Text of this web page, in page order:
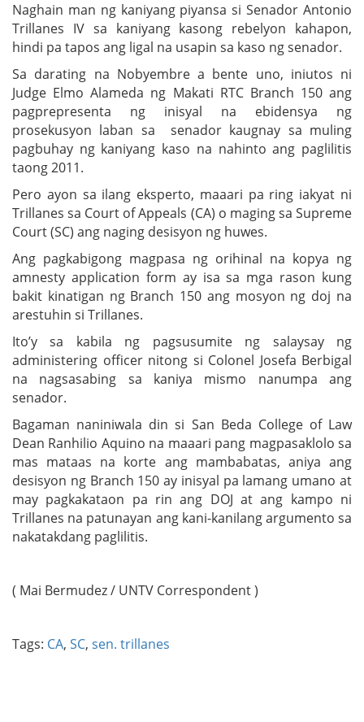
Naghain man ng kaniyang piyansa si Senador Antonio
Trillanes IV sa kaniyang kasong rebelyon kahapon,
hindi pa tapos ang ligal na usapin sa kaso ng senador.
Sa darating na Nobyembre a bente uno, iniutos ni
Judge Elmo Alameda ng Makati RTC Branch 150 ang
pagprepresenta ng inisyal na ebidensya ng
prosekusyon laban sa senador kaugnay sa muling
pagbuhay ng kaniyang kaso na nahinto ang paglilitis
taong 2011.
Pero ayon sa ilang eksperto, maaari pa ring iakyat ni
Trillanes sa Court of Appeals (CA) o maging sa Supreme
Court (SC) ang naging desisyon ng huwes.
Ang pagkabigong magpasa ng orihinal na kopya ng
amnesty application form ay isa sa mga rason kung
bakit kinatigan ng Branch 150 ang mosyon ng doj na
arestuhin si Trillanes.
Ito’y sa kabila ng pagsusumite ng salaysay ng
administering officer nitong si Colonel Josefa Berbigal
na nagsasabing sa kaniya mismo nanumpa ang
senador.
Bagaman naniniwala din si San Beda College of Law
Dean Ranhilio Aquino na maaari pang magpasaklolo sa
mas mataas na korte ang mambabatas, aniya ang
desisyon ng Branch 150 ay inisyal pa lamang umano at
may pagkakataon pa rin ang DOJ at ang kampo ni
Trillanes na patunayan ang kani-kanilang argumento sa
nakatakdang paglilitis.
( Mai Bermudez / UNTV Correspondent )
Tags: CA, SC, sen. trillanes